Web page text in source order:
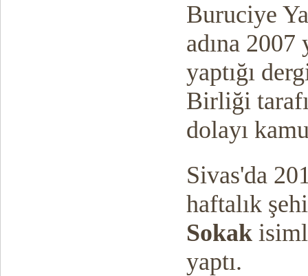
Buruciye
adına
yaptığı
Birliği
dolayı
Sivas'da
haftalık
Sokak
yaptı.